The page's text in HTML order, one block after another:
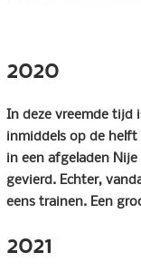
2020
In deze vreemde tijd
inmiddels op de helft
in een afgeladen
gevierd. Echter,
eens trainen. Een
2021